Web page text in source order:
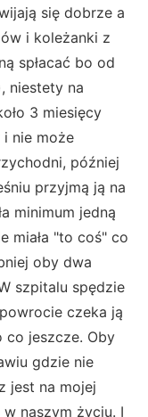
się dobrze a
i koleżanki z
spłacać bo od
niestety na
3 miesięcy
i nie może
później
przyjmą ją na
minimum jedną
miała "to coś" co
oby dwa
szpitalu spędzie
czeka ją
co jeszcze. Oby
gdzie nie
jest na mojej
naszym życiu. I